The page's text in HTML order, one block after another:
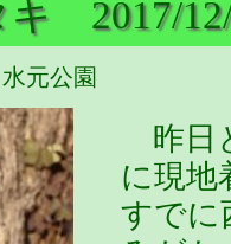
キ 2017/
水元公園
昨日
に現地
すでに